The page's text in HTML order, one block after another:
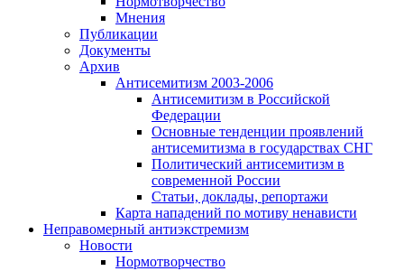
Мнения
Публикации
Документы
Архив
Антисемитизм 2003-2006
Антисемитизм в Российской
Федерации
Основные тенденции проявлений
антисемитизма в государствах СНГ
Политический антисемитизм в
современной России
Статьи, доклады, репортажи
Карта нападений по мотиву ненависти
Неправомерный антиэкстремизм
Новости
Нормотворчество